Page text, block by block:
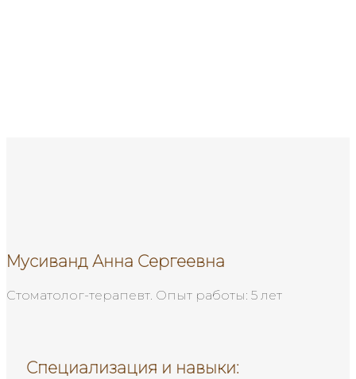
Мусиванд Анна Сергеевна
Стоматолог-терапевт. Опыт работы: 5 лет
Специализация и навыки: